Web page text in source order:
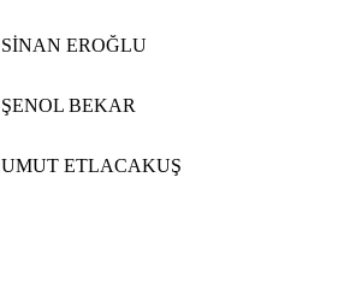
SİNAN EROĞLU
ŞENOL BEKAR
UMUT ETLACAKUŞ